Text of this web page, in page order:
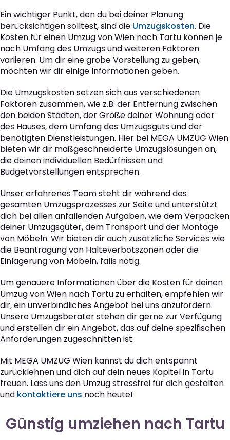
Ein wichtiger Punkt, den du bei deiner Planung
berücksichtigen solltest, sind die Umzugskosten. Die
Kosten für einen Umzug von Wien nach Tartu können je
nach Umfang des Umzugs und weiteren Faktoren
variieren. Um dir eine grobe Vorstellung zu geben,
möchten wir dir einige Informationen geben.
Die Umzugskosten setzen sich aus verschiedenen
Faktoren zusammen, wie z.B. der Entfernung zwischen
den beiden Städten, der Größe deiner Wohnung oder
des Hauses, dem Umfang des Umzugsguts und der
benötigten Dienstleistungen. Hier bei MEGA UMZUG Wien
bieten wir dir maßgeschneiderte Umzugslösungen an,
die deinen individuellen Bedürfnissen und
Budgetvorstellungen entsprechen.
Unser erfahrenes Team steht dir während des
gesamten Umzugsprozesses zur Seite und unterstützt
dich bei allen anfallenden Aufgaben, wie dem Verpacken
deiner Umzugsgüter, dem Transport und der Montage
von Möbeln. Wir bieten dir auch zusätzliche Services wie
die Beantragung von Halteverbotszonen oder die
Einlagerung von Möbeln, falls nötig.
Um genauere Informationen über die Kosten für deinen
Umzug von Wien nach Tartu zu erhalten, empfehlen wir
dir, ein unverbindliches Angebot bei uns anzufordern.
Unsere Umzugsberater stehen dir gerne zur Verfügung
und erstellen dir ein Angebot, das auf deine spezifischen
Anforderungen zugeschnitten ist.
Mit MEGA UMZUG Wien kannst du dich entspannt
zurücklehnen und dich auf dein neues Kapitel in Tartu
freuen. Lass uns den Umzug stressfrei für dich gestalten
und kontaktiere uns noch heute!
Günstig umziehen nach Tartu